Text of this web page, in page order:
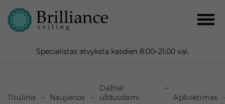
Specialistas atvyksta kasdien 8:00–21:00 val.
Titulinis Naujienos
Dažnai
užduodami
Apšvietimas